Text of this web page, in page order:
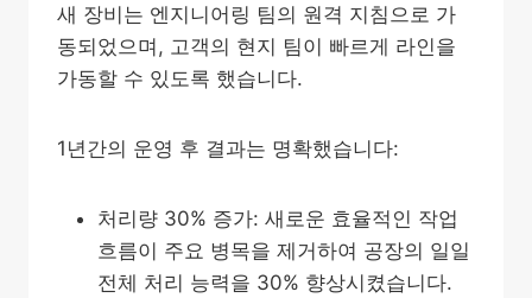
새 장비는 엔지니어링 팀의 원격 지침으로 가
동되었으며, 고객의 현지 팀이 빠르게 라인을
가동할 수 있도록 했습니다.
1년간의 운영 후 결과는 명확했습니다:
처리량 30% 증가: 새로운 효율적인 작업
흐름이 주요 병목을 제거하여 공장의 일일
전체 처리 능력을 30% 향상시켰습니다.